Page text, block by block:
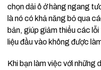
chọn dải ô ở hàng ngang
là nó có khả năng bỏ qua
bản, giúp giảm thiểu các
liệu đầu vào không được
Khi bạn làm việc với những